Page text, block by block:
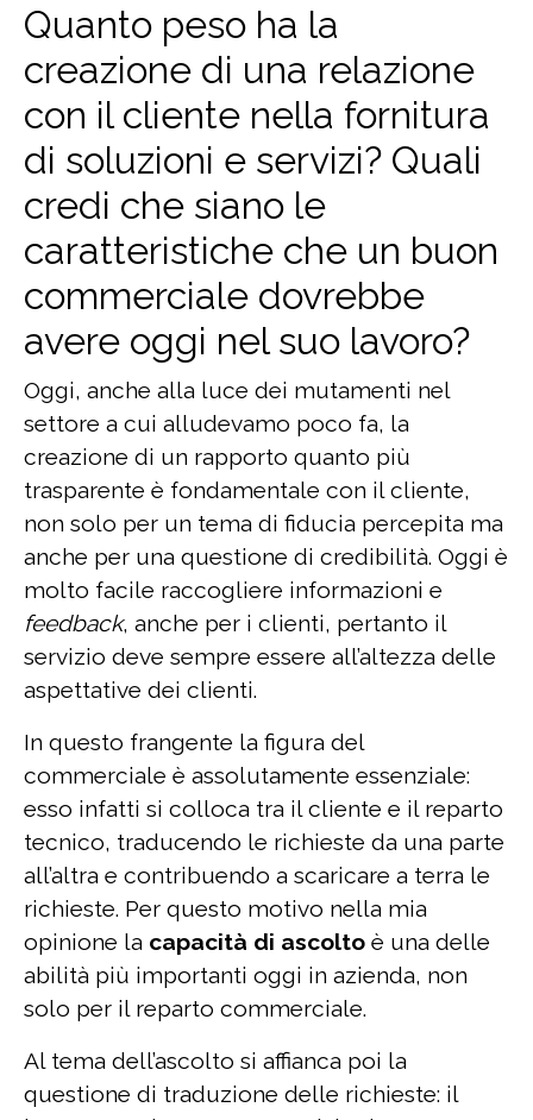
Quanto peso ha la
creazione di una relazione
con il cliente nella fornitura
di soluzioni e servizi? Quali
credi che siano le
caratteristiche che un buon
commerciale dovrebbe
avere oggi nel suo lavoro?
Oggi, anche alla luce dei mutamenti nel
settore a cui alludevamo poco fa, la
creazione di un rapporto quanto più
trasparente è fondamentale con il cliente,
non solo per un tema di fiducia percepita ma
anche per una questione di credibilità. Oggi è
molto facile raccogliere informazioni e
feedback, anche per i clienti, pertanto il
servizio deve sempre essere all’altezza delle
aspettative dei clienti.
In questo frangente la figura del
commerciale è assolutamente essenziale:
esso infatti si colloca tra il cliente e il reparto
tecnico, traducendo le richieste da una parte
all’altra e contribuendo a scaricare a terra le
richieste. Per questo motivo nella mia
opinione la capacità di ascolto è una delle
abilità più importanti oggi in azienda, non
solo per il reparto commerciale.
Al tema dell’ascolto si affianca poi la
questione di traduzione delle richieste: il